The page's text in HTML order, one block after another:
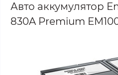
Авто аккумулятор
830A Premium